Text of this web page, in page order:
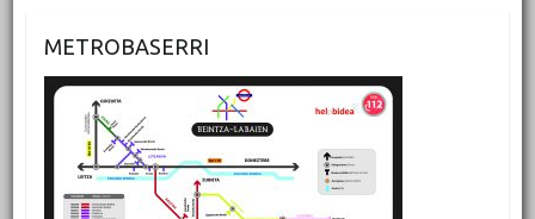
METROBASERRI